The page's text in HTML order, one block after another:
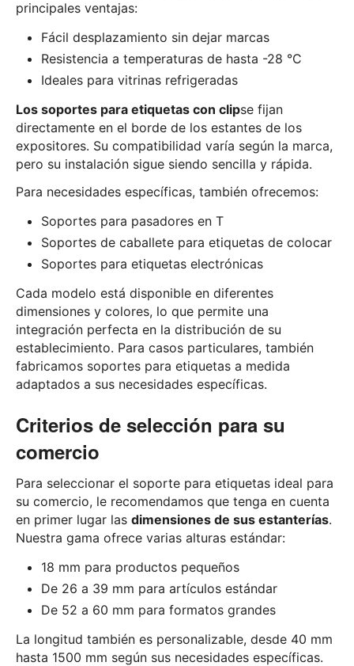
principales ventajas:
Fácil desplazamiento sin dejar marcas
Resistencia a temperaturas de hasta -28 °C
Ideales para vitrinas refrigeradas
Los soportes para etiquetas con clipse fijan
directamente en el borde de los estantes de los
expositores. Su compatibilidad varía según la marca,
pero su instalación sigue siendo sencilla y rápida.
Para necesidades específicas, también ofrecemos:
Soportes para pasadores en T
Soportes de caballete para etiquetas de colocar
Soportes para etiquetas electrónicas
Cada modelo está disponible en diferentes
dimensiones y colores, lo que permite una
integración perfecta en la distribución de su
establecimiento. Para casos particulares, también
fabricamos soportes para etiquetas a medida
adaptados a sus necesidades específicas.
Criterios de selección para su
comercio
Para seleccionar el soporte para etiquetas ideal para
su comercio, le recomendamos que tenga en cuenta
en primer lugar las dimensiones de sus estanterías.
Nuestra gama ofrece varias alturas estándar:
18 mm para productos pequeños
De 26 a 39 mm para artículos estándar
De 52 a 60 mm para formatos grandes
La longitud también es personalizable, desde 40 mm
hasta 1500 mm según sus necesidades específicas.